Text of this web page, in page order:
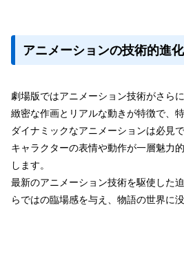
アニメーションの技術的進化
劇場版ではアニメーション技術がさら
緻密な作画とリアルな動きが特徴で、
ダイナミックなアニメーションは必見で
キャラクターの表情や動作が一層魅力
します。
最新のアニメーション技術を駆使した
らではの臨場感を与え、物語の世界に